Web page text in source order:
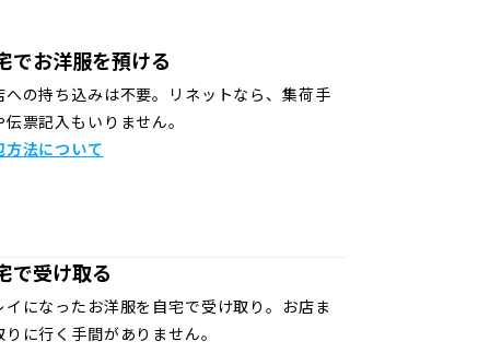
でお洋服を預ける
への持ち込みは不要。リネットなら、集荷手
伝票記入もいりません。
方法について
で受け取る
イになったお洋服を自宅で受け取り。お店ま
りに行く手間がありません。